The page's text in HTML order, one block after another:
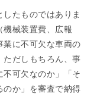
たものではありま
機械装置費、広報
業に不可欠な車両の
ただしもちろん、事
可欠なのか」「そ
のか」を審査で納得